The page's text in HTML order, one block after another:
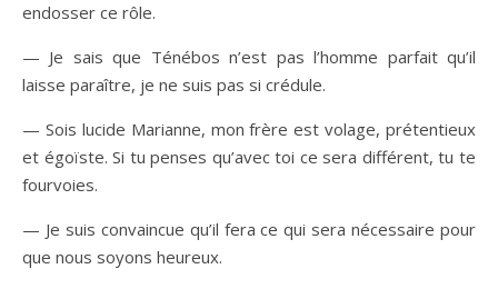
endosser ce rôle.
— Je sais que Ténébos n’est pas l’homme parfait qu’il
laisse paraître, je ne suis pas si crédule.
— Sois lucide Marianne, mon frère est volage, prétentieux
et égoïste. Si tu penses qu’avec toi ce sera différent, tu te
fourvoies.
— Je suis convaincue qu’il fera ce qui sera nécessaire pour
que nous soyons heureux.